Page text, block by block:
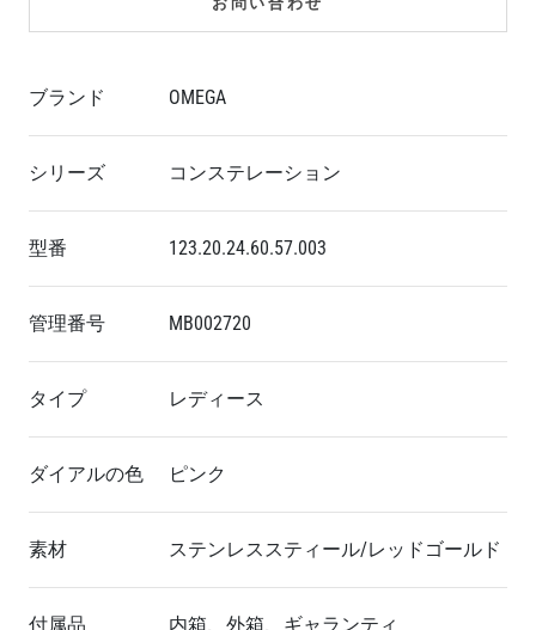
ブランド OMEGA
シリーズ コンステレーション
型番 123.20.24.60.57.003
管理番号 MB002720
タイプ レディース
ダイアルの色 ピンク
素材 ステンレススティール/レッドゴールド
付属品 内箱、外箱、ギャランティ